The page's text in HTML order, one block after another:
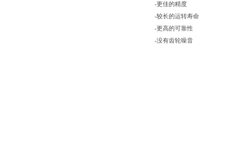
-更佳的精度
-较长的运转寿命
-更高的可靠性
-没有齿轮噪音